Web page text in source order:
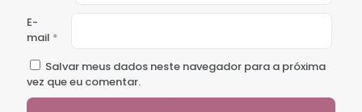
E-
mail *
Salvar meus dados neste navegador para a próxima
vez que eu comentar.